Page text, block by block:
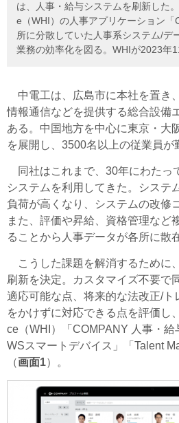
は、人事・給与システムを刷新した
e（WHI）の人事アプリケーション「
所に分散していた人事系システム/デ
業務の効率化を図る。WHIが2023年
中電工は、広島市に本社を置き
情報通信などを提供する総合設備
ある。中国地方を中心に東京・大
を展開し、3500名以上の従業員が
同社はこれまで、30年にわたっ
システムを利用してきた。システ
負荷が高くなり、システムの改修
また、評価や昇給、資格管理など
ることから人事データが各所に散
こうした課題を解消するために
刷新を決定。カスタマイズ不要で
適応可能な点、将来的な法改正/ト
をかけずに対応できる点を評価し
ce（WHI）「COMPANY 人事・
WSスマートデバイス」「Talent
（画面1）。